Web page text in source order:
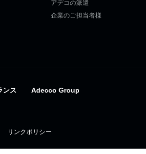
アデコの派遣
企業のご担当者様
ンス Adecco Group
リンクポリシー